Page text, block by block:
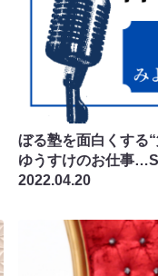
ぼる塾を面白くする
ゆうすけのお仕事
2022.04.20